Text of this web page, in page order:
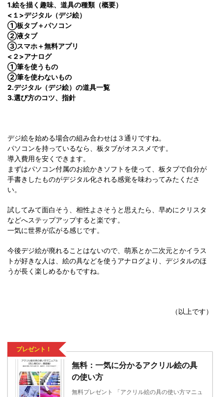
1.絵を描く趣味、道具の種類（概要）
<１>デジタル（デジ絵）
①板タブ＋パソコン
②液タブ
③スマホ＋無料アプリ
<２>アナログ
①筆を使うもの
②筆を使わないもの
2.デジタル（デジ絵）の道具一覧
3.選び方のコツ、指針
デジ絵を始める場合の組み合わせは３通りですね。
パソコンを持っているなら、板タブがオススメです。
導入費用を安くできます。
まずはパソコン付属のお絵かきソフトを使って、板タブで自分が
手書きしたものがデジタル化される感覚を味わってみたくださ
い。
試してみて面白そう、相性よさそうと思えたら、早めにクリスタ
などへステップアップすると楽です。
一気に世界が広がる感じです。
今後デジ絵が廃れることはないので、萌系とか二次元とかイラス
トが好きな人は、絵の具などを使うアナログより、デジタルのほ
うが長く楽しめるかもですね。
（以上です）
プレゼント！
無料：一気に分かるアクリル絵の具
の使い方
無料プレゼント 「アクリル絵の具の使い方マニュ